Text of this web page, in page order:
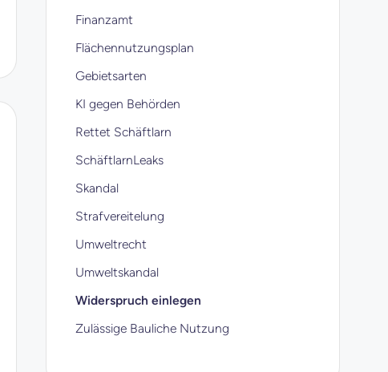
Finanzamt
Flächennutzungsplan
Gebietsarten
KI gegen Behörden
Rettet Schäftlarn
SchäftlarnLeaks
Skandal
Strafvereitelung
Umweltrecht
Umweltskandal
Widerspruch einlegen
Zulässige Bauliche Nutzung